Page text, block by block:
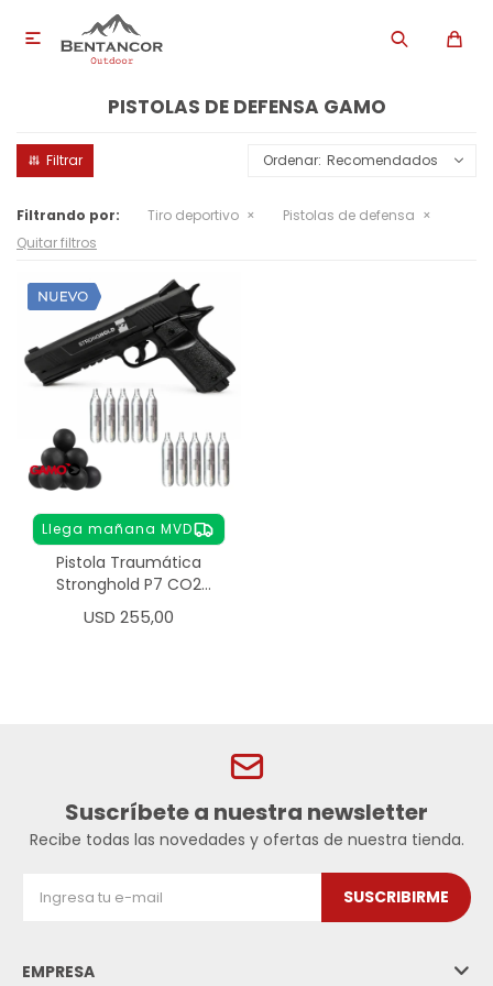

PISTOLAS DE DEFENSA GAMO
Recomendados
Filtrando por: Tiro deportivo
Pistolas de defensa
Quitar filtros
Llega mañana MVD
Pistola Traumática
Stronghold P7 CO2
Calibre .50
USD 255,00
Suscríbete a nuestra newsletter
Recibe todas las novedades y ofertas de nuestra tienda.
SUSCRIBIRME
EMPRESA